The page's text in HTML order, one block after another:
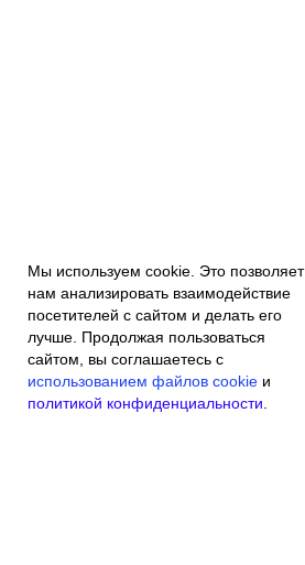
Главная Каталог магазина
Мы используем cookie. Это позволяет
нам анализировать взаимодействие
посетителей с сайтом и делать его
лучше. Продолжая пользоваться
сайтом, вы соглашаетесь с
использованием файлов cookie и
политикой конфиденциальности